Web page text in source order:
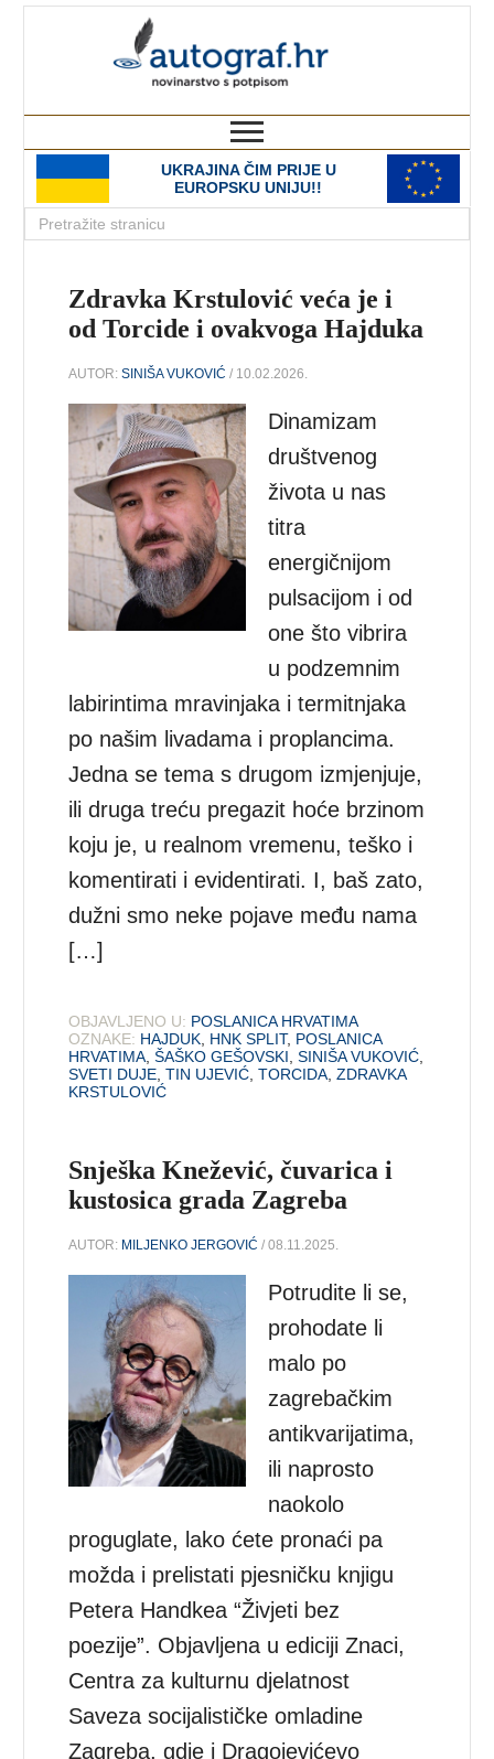
UKRAJINA ČIM PRIJE U
EUROPSKU UNIJU!!
Zdravka Krstulović veća je i
od Torcide i ovakvoga Hajduka
AUTOR:SINIŠA VUKOVIĆ / 10.02.2026.
Dinamizam
društvenog
života u nas
titra
energičnijom
pulsacijom i od
one što vibrira
u podzemnim
labirintima mravinjaka i termitnjaka
po našim livadama i proplancima.
Jedna se tema s drugom izmjenjuje,
ili druga treću pregazit hoće brzinom
koju je, u realnom vremenu, teško i
komentirati i evidentirati. I, baš zato,
dužni smo neke pojave među nama
[…]
OBJAVLJENO U: POSLANICA HRVATIMA
OZNAKE: HAJDUK HNK SPLIT, POSLANICA
HRVATIMA ,ŠAŠKO GEŠOVSKI ,SINIŠA VUKOVIĆ
SVETI DUJE ,TIN UJEVIĆ ,TORCIDA ,ZDRAVKA
KRSTULOVIĆ
Snješka Knežević, čuvarica i
kustosica grada Zagreba
AUTOR: MILJENKO JERGOVIĆ / 08.11.2025.
Potrudite li se,
prohodate li
malo po
zagrebačkim
antikvarijatima,
ili naprosto
naokolo
proguglate, lako ćete pronaći pa
možda i prelistati pjesničku knjigu
Petera Handkea “Živjeti bez
poezije”. Objavljena u ediciji Znaci,
Centra za kulturnu djelatnost
Saveza socijalističke omladine
Zagreba, gdje i Dragojevićevo